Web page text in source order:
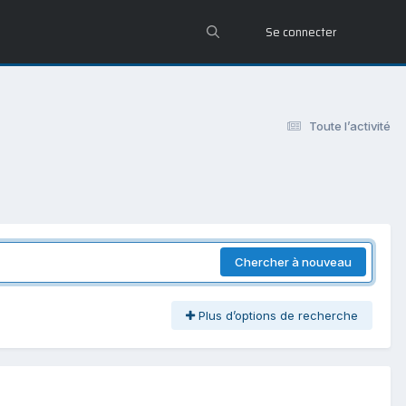
Se connecter
Toute l’activité
Chercher à nouveau
Plus d’options de recherche